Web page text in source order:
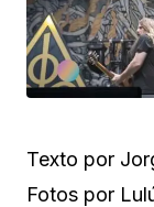
Texto por
Fotos por